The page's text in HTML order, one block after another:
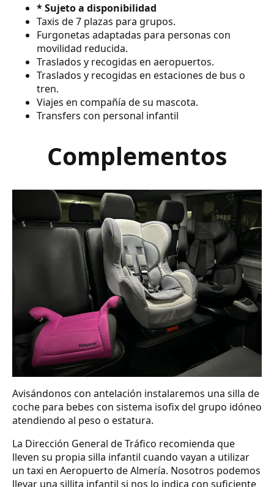
* Sujeto a disponibilidad
Taxis de 7 plazas para grupos.
Furgonetas adaptadas para personas con
movilidad reducida.
Traslados y recogidas en aeropuertos.
Traslados y recogidas en estaciones de bus o
tren.
Viajes en compañía de su mascota.
Transfers con personal infantil
Complementos
Avisándonos con antelación instalaremos una silla de
coche para bebes con sistema isofix del grupo idóneo
atendiendo al peso o estatura.
La Dirección General de Tráfico recomienda que
lleven su propia silla infantil cuando vayan a utilizar
un taxi en Aeropuerto de Almería. Nosotros podemos
llevar una sillita infantil si nos lo indica con suficiente